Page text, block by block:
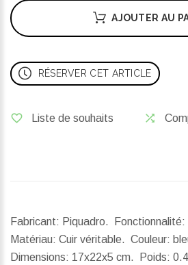
AJOUTER AU
RÉSERVER CET ARTICLE
Liste de souhaits
Fabricant: Piquadro. Fonctionnalité:
Matériau: Cuir véritable. Couleur:
Dimensions: 17x22x5 cm. Poids: